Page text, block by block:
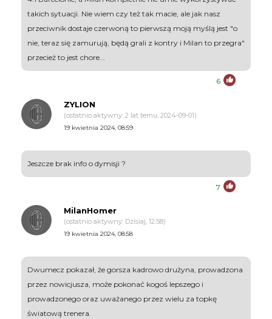
takich sytuacji. Nie wiem czy też tak macie, ale jak nasz
przeciwnik dostaje czerwoną to pierwszą moją myślą jest "o
nie, teraz się zamurują, będą grali z kontry i Milan to przegra"
przecież to jest chore...
6
ZYLION
(ostatnio aktywny: 2 lat temu, 2024-09-01)
19 kwietnia 2024, 08:59
Jeszcze brak info o dymisji ?
7
MilanHomer
(ostatnio aktywny: Dzisiaj, 12:58)
19 kwietnia 2024, 08:58
Dwumecz pokazał, że gorsza kadrowo drużyna, prowadzona
przez nowicjusza, może pokonać kogoś lepszego i
prowadzonego oraz uważanego przez wielu za topkę
światową trenera.